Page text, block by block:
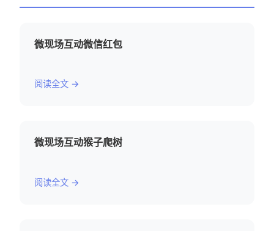
微现场互动微信红包
阅读全文 →
微现场互动猴子爬树
阅读全文 →